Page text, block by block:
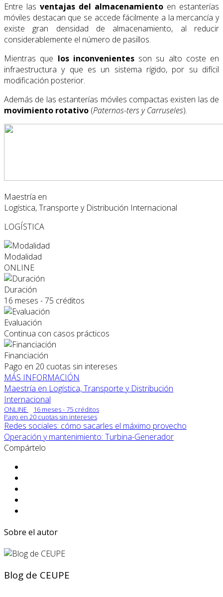
Entre las ventajas del almacenamiento en estanterías
móviles destacan que se accede fácilmente a la mercancía y
existe gran densidad de almacenamiento, al reducir
considerablemente el número de pasillos.
Mientras que los inconvenientesson su alto coste en
infraestructura y que es un sistema rígido, por su difícil
modificación posterior.
Además de las estanterías móviles compactas existen las de
movimiento rotativo (Paternos-ters y Carruseles).
Maestría en
Logística, Transporte y Distribución Internacional
LOGÍSTICA
Modalidad
ONLINE
Duración
16 meses - 75 créditos
Evaluación
Continua con casos prácticos
Financiación
Pago en 20 cuotas sin intereses
MÁS INFORMACIÓN
Maestría en Logística, Transporte y Distribución
Internacional
ONLINE
16 meses - 75 créditos
Pago en 20 cuotas sin intereses
Redes sociales: cómo sacarles el máximo provecho
Operación y mantenimiento: Turbina-Generador
Compártelo
Sobre el autor
Blog de CEUPE